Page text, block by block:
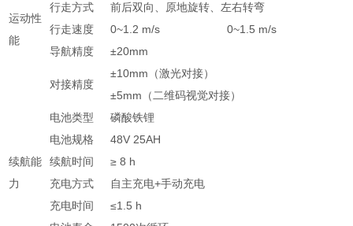
运动性
能
行走方式
前后双向、原地旋转、左右转弯
行走速度
0~1.2 m/s
0~1.5 m/s
导航精度
±20mm
对接精度
±10mm （激光对接）
±5mm （二维码视觉对接）
续航能
力
电池类型
磷酸铁锂
电池规格
48V 25AH
续航时间
≥ 8 h
充电方式
自主充电+手动充电
充电时间
≤1.5 h